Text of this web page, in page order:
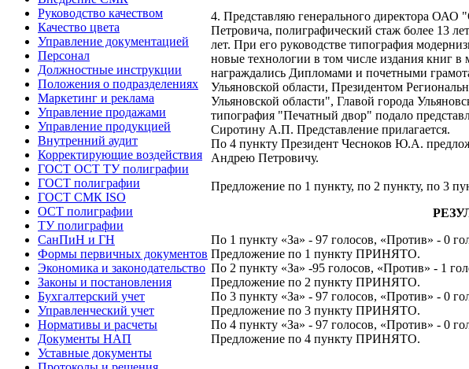
Руководство качеством
Качество цвета
Управление документацией
Персонал
Должностные инструкции
Положения о подразделениях
Маркетинг и реклама
Управление продажами
Управление продукцией
Внутренний аудит
Корректирующие воздействия
ГОСТ ОСТ ТУ полиграфии
ГОСТ полиграфии
ГОСТ СМК ISO
ОСТ полиграфии
ТУ полиграфии
СанПиН и ГН
Формы первичных документов
Экономика и законодательство
Законы и постановления
Бухгалтерский учет
Управленческий учет
Нормативы и расчеты
Документы НАП
Уставные документы
4. Представляю генерального директора
Петровича, полиграфический стаж более 13
лет. При его руководстве типография
новые технологии в том числе издания книг
награждались Дипломами и почетными
Ульяновской области, Президентом
Ульяновской области", Главой города
типография "Печатный двор" подало
Сиротину А.П. Представление прилагается.
По 4 пункту Президент Чесноков Ю.А.
Андрею Петровичу.
Предложение по 1 пункту, по 2 пункту, по 3
По 1 пункту «За» - 97 голосов, «Против» - 0
Предложение по 1 пункту ПРИНЯТО.
По 2 пункту «За» -95 голосов, «Против» - 1
Предложение по 2 пункту ПРИНЯТО.
По 3 пункту «За» - 97 голосов, «Против» - 0
Предложение по 3 пункту ПРИНЯТО.
По 4 пункту «За» - 97 голосов, «Против» - 0
Предложение по 4 пункту ПРИНЯТО.